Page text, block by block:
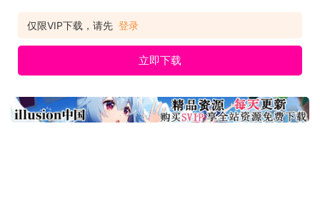
发商: phixcat 发行商: phixcat 发行日期: 2021年4月1日 抢先体
仅限VIP下载，请先 登录
立即下载